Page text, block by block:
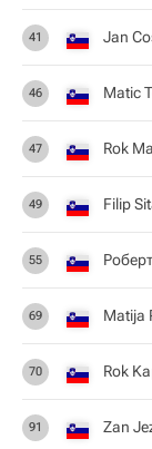
41 Jan
46 Matic
47 Rok
49 Filip
55
69 Matija
70 Rok
91 Zan